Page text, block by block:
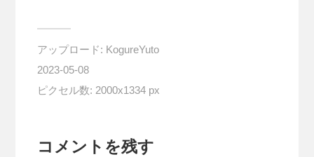
アップロード: KogureYuto
2023-05-08
ピクセル数: 2000x1334 px
コメントを残す